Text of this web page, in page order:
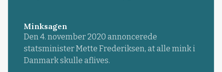
Minksagen
Den 4. november 2020 annoncerede
statsminister Mette Frederiksen, at alle mink i
Danmark skulle aflives.